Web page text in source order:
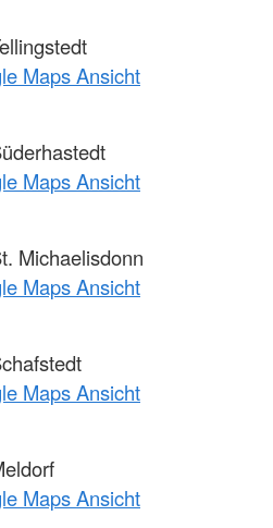
Maps Ansicht
Maps Ansicht
Michaelisdonn
Maps Ansicht
Maps Ansicht
Maps Ansicht